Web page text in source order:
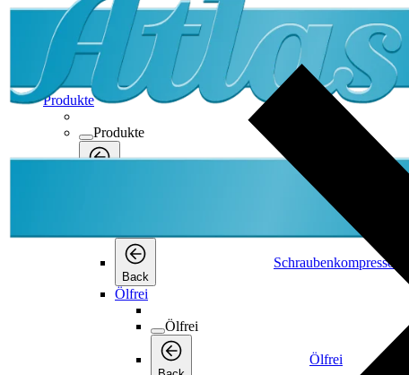
Produkte
Produkte
Produkte
Back
Schraubenkompressor
Ölfrei
Ölfrei
Ölfrei